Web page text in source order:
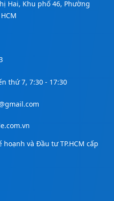
Hai, Khu phố 46, Phường
thứ 7, 7:30 - 17:30
hoạnh và Đầu tư TP.HCM cấp